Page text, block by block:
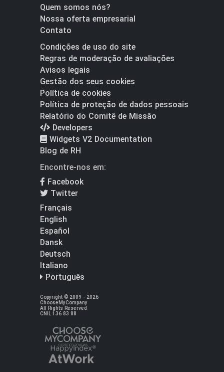
Quem somos nós?
Nossa oferta empresarial
Contato
Condições de uso do site
Regras de moderação de avaliações
Avisos legais
Gestão dos seus cookies
Política de cookies
Política de proteção de dados pessoais
Relatório do Comitê de Missão
Developers
Widgets V2 Documentation
Blog de RH
Encontre-nos em:
Facebook
Twitter
Français
English
Español
Dansk
Deutsch
Italiano
Português
Copyright © 2009 - 2026
ChooseMyCompany
All Rights Reserved
CNIL 136 83 88